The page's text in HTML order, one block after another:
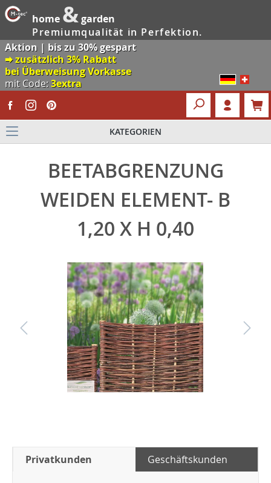
home &garden
Premiumqualität in Perfektion.
Aktion | bis zu 30% gespart
🠮 zusätzlich 3% Rabatt
bei Überweisung Vorkasse
mit Code:3extra
KATEGORIEN
BEETABGRENZUNG
WEIDEN ELEMENT- B
1,20 X H 0,40
Privatkunden Geschäftskunden